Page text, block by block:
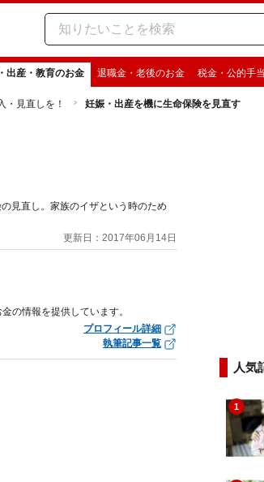
出産・教育のお金 退職金・老後のお金 税金・公的手当
・見直しを！ 妊娠・出産を機に生命保険を見直す
見直し。家族のイザという時のため
更新日：2017年06月14日
の情報を提供しています。
プロフィール詳細
執筆記事一覧
人気
1